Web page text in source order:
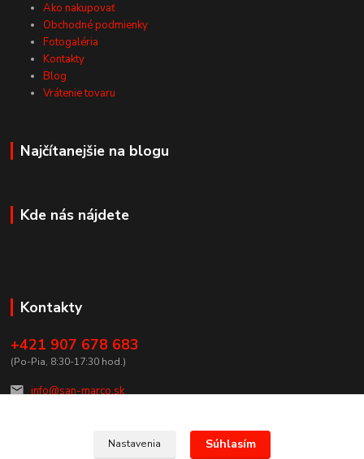
Ako nakupovať
Obchodné podmienky
Fotogaléria
Kontakty
Blog
Vrátenie tovaru
Najčítanejšie na blogu
Kde nás nájdete
Kontakty
+421 907 678 683
(Po-Pia, 8:30-17:30 hod.)
info@san-marco.sk
Nastavenia Súhlasím